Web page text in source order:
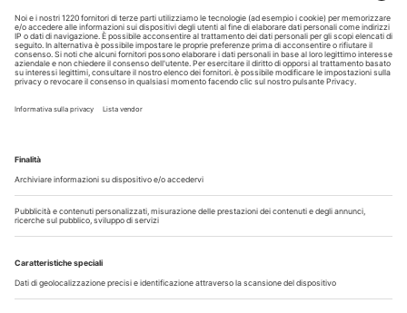
Allungamento di corona clinica